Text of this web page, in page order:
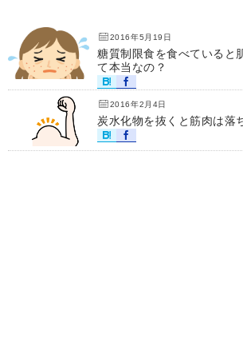
2016年5月19日
糖質制限食を食べていると
て本当なの？
2016年2月4日
炭水化物を抜くと筋肉は落